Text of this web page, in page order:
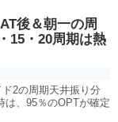
後＆朝一の周
15・20周期は熱
2の周期天井振り分
は、95％のOPTが確定